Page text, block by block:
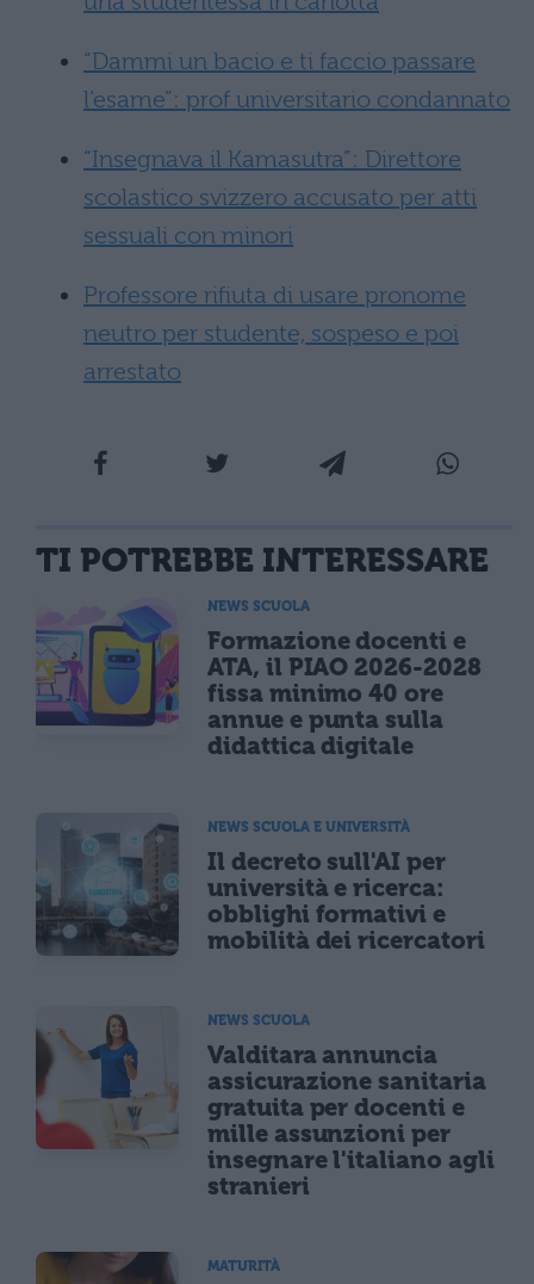
“Dammi un bacio e ti faccio passare
l’esame”: prof universitario condannato
“Insegnava il Kamasutra”: Direttore
scolastico svizzero accusato per atti
sessuali con minori
Professore rifiuta di usare pronome
neutro per studente, sospeso e poi
arrestato
TI POTREBBE INTERESSARE
NEWS SCUOLA
Formazione docenti e
ATA, il PIAO 2026-2028
fissa minimo 40 ore
annue e punta sulla
didattica digitale
NEWS SCUOLA E UNIVERSITÀ
Il decreto sull'AI per
università e ricerca:
obblighi formativi e
mobilità dei ricercatori
NEWS SCUOLA
Valditara annuncia
assicurazione sanitaria
gratuita per docenti e
mille assunzioni per
insegnare l'italiano agli
stranieri
MATURITÀ